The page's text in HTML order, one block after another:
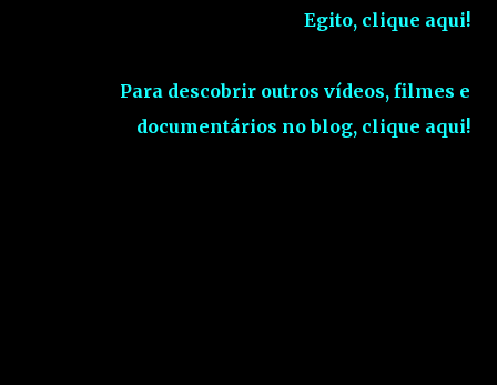
Egito, clique aqui!
Para descobrir outros vídeos, filmes e
documentários no blog, clique aqui!